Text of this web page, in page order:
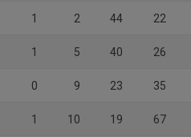
1 2 44 22
1 5 40 26
0 9 23 35
1 10 19 67